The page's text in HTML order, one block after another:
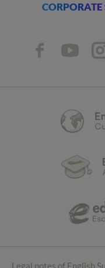
Legal notes of English